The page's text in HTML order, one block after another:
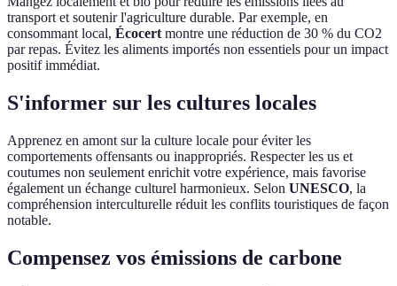
transport et soutenir l'agriculture durable. Par exemple, en
consommant local, Écocert montre une réduction de 30 % du CO2
par repas. Évitez les aliments importés non essentiels pour un impact
positif immédiat.
S'informer sur les cultures locales
Apprenez en amont sur la culture locale pour éviter les
comportements offensants ou inappropriés. Respecter les us et
coutumes non seulement enrichit votre expérience, mais favorise
également un échange culturel harmonieux. Selon UNESCO, la
compréhension interculturelle réduit les conflits touristiques de façon
notable.
Compensez vos émissions de carbone